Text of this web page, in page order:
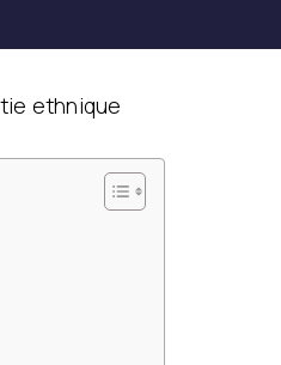
ethnique